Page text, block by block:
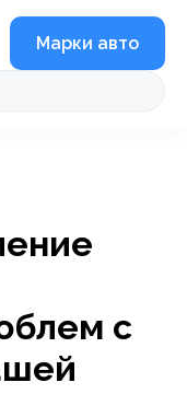
Марки авто
с